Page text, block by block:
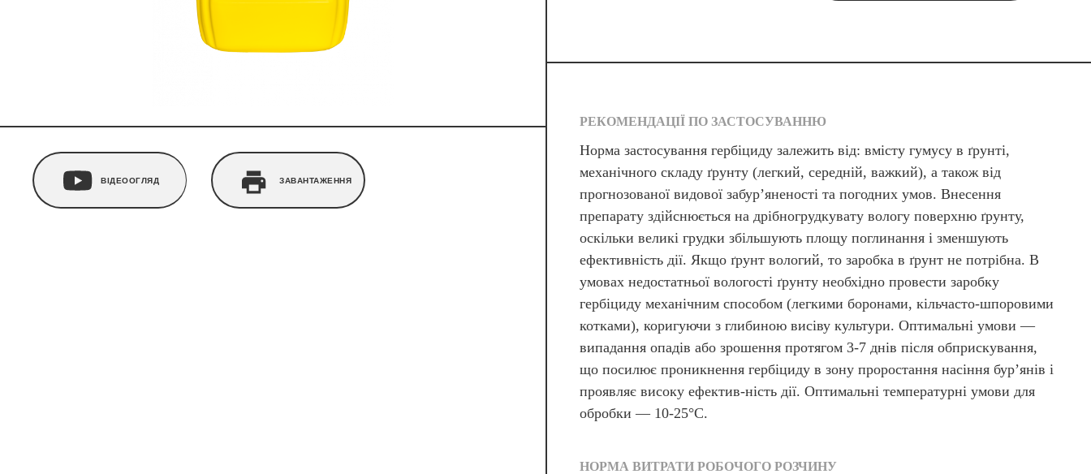
ВІДЕООГЛЯД ЗАВАНТАЖЕННЯ
РЕКОМЕНДАЦІЇ ПО ЗАСТОСУВАННЮ
Норма застосування гербіциду залежить від: вмісту гумусу в ґрунті,
механічного складу ґрунту (легкий, середній, важкий), а також від
прогнозованої видової забур’яненості та погодних умов. Внесення
препарату здійснюється на дрібногрудкувату вологу поверхню ґрунту,
оскільки великі грудки збільшують площу поглинання і зменшують
ефективність дії. Якщо ґрунт вологий, то заробка в ґрунт не потрібна. В
умовах недостатньої вологості ґрунту необхідно провести заробку
гербіциду механічним способом (легкими боронами, кільчасто-шпоровими
котками), коригуючи з глибиною висіву культури. Оптимальні умови —
випадання опадів або зрошення протягом 3-7 днів після обприскування,
що посилює проникнення гербіциду в зону проростання насіння бур’янів і
проявляє високу ефектив-ність дії. Оптимальні температурні умови для
обробки — 10-25°С.
НОРМА ВИТРАТИ РОБОЧОГО РОЗЧИНУ